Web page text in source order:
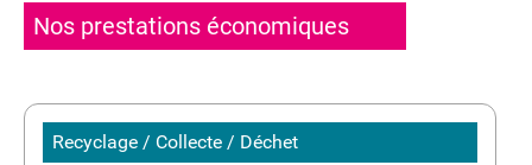
Nos prestations économiques
Recyclage / Collecte / Déchet